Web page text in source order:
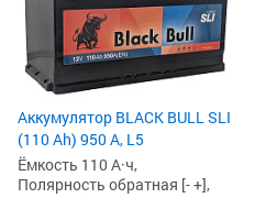
Аккумулятор BLACK BULL SLI
(110 Ah) 950 А, L5
Ёмкость 110 А·ч,
Полярность обратная [- +],